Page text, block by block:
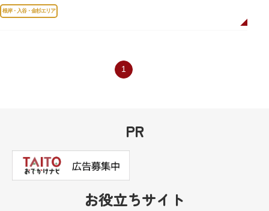
通りがかつて花街のあった界隈です。
根岸・入谷・金杉エリア
1
PR
お役立ちサイト